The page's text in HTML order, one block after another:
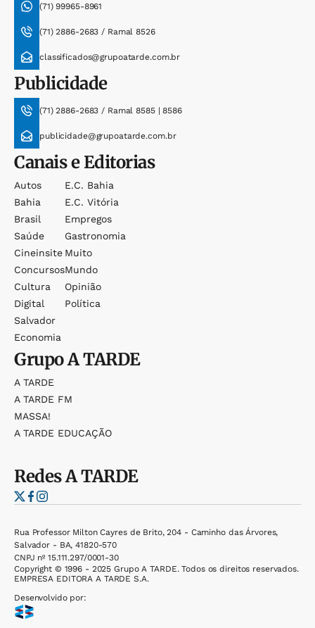
(71) 99965-8961
(71) 2886-2683 / Ramal 8526
classificados@grupoatarde.com.br
Publicidade
(71) 2886-2683 / Ramal 8585 | 8586
publicidade@grupoatarde.com.br
Canais e Editorias
Autos
Bahia
Brasil
Saúde
Cineinsite
Concursos
Cultura
Digital
Salvador
Economia
E.c. Bahia
E.c. Vitória
Empregos
Gastronomia
Muito
Mundo
Opinião
Política
GrupoA TARDE
A TARDE
A TARDE FM
MASSA!
A TARDE EDUCAÇÃO
RedesA TARDE
Rua Professor Milton Cayres de Brito, 204 - Caminho das Árvores,
Salvador - BA, 41820-570
CNPJ nº 15.111.297/0001-30
Copyright © 1996 - 2025 Grupo A TARDE. Todos os direitos reservados.
EMPRESA EDITORA A TARDE S.A.
Desenvolvido por: